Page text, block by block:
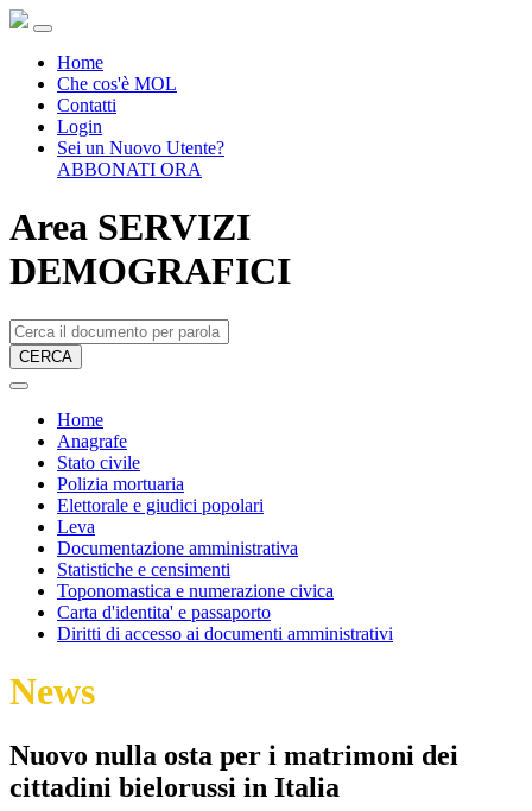
Home
Che cos'è MOL
Contatti
Login
Sei un Nuovo Utente?
ABBONATI ORA
Area SERVIZI
DEMOGRAFICI
CERCA
Home
Anagrafe
Stato civile
Polizia mortuaria
Elettorale e giudici popolari
Leva
Documentazione amministrativa
Statistiche e censimenti
Toponomastica e numerazione civica
Carta d'identita' e passaporto
Diritti di accesso ai documenti amministrativi
News
Nuovo nulla osta per i matrimoni dei
cittadini bielorussi in Italia